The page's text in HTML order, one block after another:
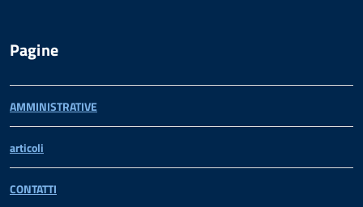
Pagine
AMMINISTRATIVE
articoli
CONTATTI